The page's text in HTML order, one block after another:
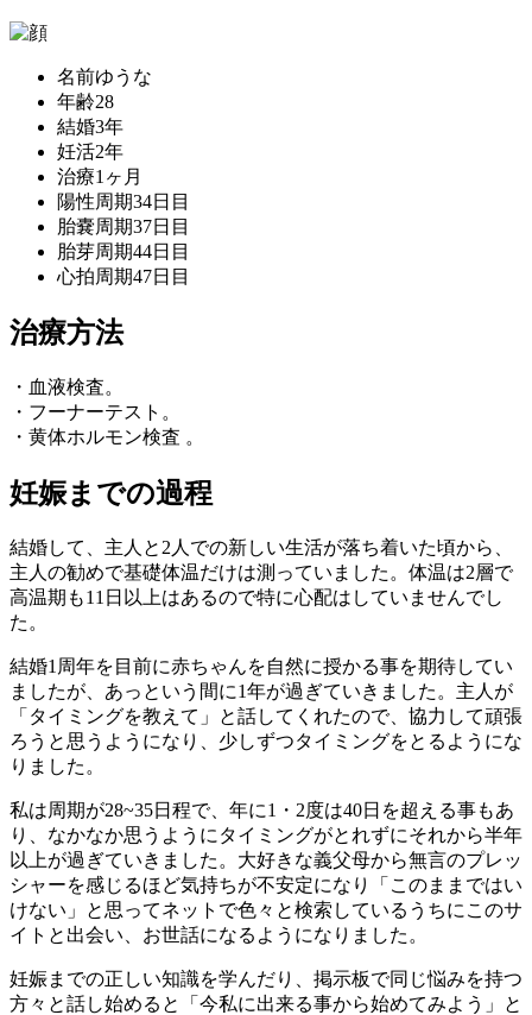
名前ゆうな
年齢28
結婚3年
妊活2年
治療1ヶ月
陽性周期34日目
胎嚢周期37日目
胎芽周期44日目
心拍周期47日目
治療方法
・血液検査。
・フーナーテスト。
・黄体ホルモン検査 。
妊娠までの過程
結婚して、主人と2人での新しい生活が落ち着いた頃から、
主人の勧めで基礎体温だけは測っていました。体温は2層で
高温期も11日以上はあるので特に心配はしていませんでし
た。
結婚1周年を目前に赤ちゃんを自然に授かる事を期待してい
ましたが、あっという間に1年が過ぎていきました。主人が
「タイミングを教えて」と話してくれたので、協力して頑張
ろうと思うようになり、少しずつタイミングをとるようにな
りました。
私は周期が28~35日程で、年に1・2度は40日を超える事もあ
り、なかなか思うようにタイミングがとれずにそれから半年
以上が過ぎていきました。大好きな義父母から無言のプレッ
シャーを感じるほど気持ちが不安定になり「このままではい
けない」と思ってネットで色々と検索しているうちにこのサ
イトと出会い、お世話になるようになりました。
妊娠までの正しい知識を学んだり、掲示板で同じ悩みを持つ
方々と話し始めると「今私に出来る事から始めてみよう」と